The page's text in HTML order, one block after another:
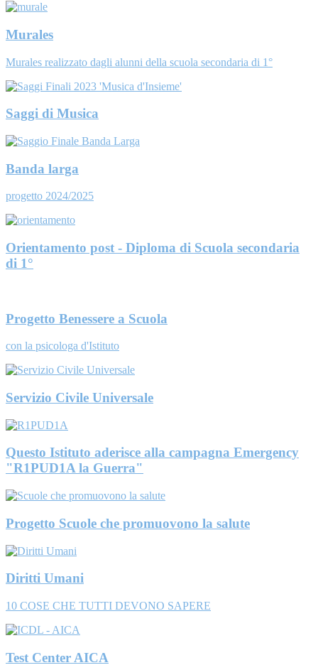
Murales
Murales realizzato dagli alunni della scuola secondaria di 1°
Saggi di Musica
Banda larga
progetto 2024/2025
Orientamento post - Diploma di Scuola secondaria
di 1°
Progetto Benessere a Scuola
con la psicologa d'Istituto
Servizio Civile Universale
Questo Istituto aderisce alla campagna Emergency
"R1PUD1A la Guerra"
Progetto Scuole che promuovono la salute
Diritti Umani
10 COSE CHE TUTTI DEVONO SAPERE
Test Center AICA